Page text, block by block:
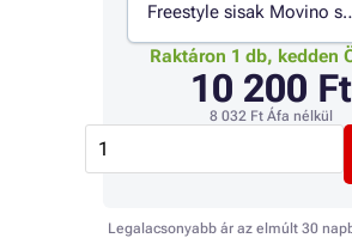
Freestyle sisak
Raktáron 1 db, kedden
10 200 Ft
8 032 FtÁfa nélkül
Legalacsonyabb ár az elmúlt 30